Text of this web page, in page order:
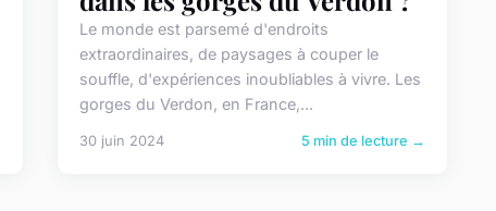
Le monde est parsemé d'endroits
extraordinaires, de paysages à couper le
souffle, d'expériences inoubliables à vivre. Les
gorges du Verdon, en France,...
30 juin 2024 5 min de lecture →